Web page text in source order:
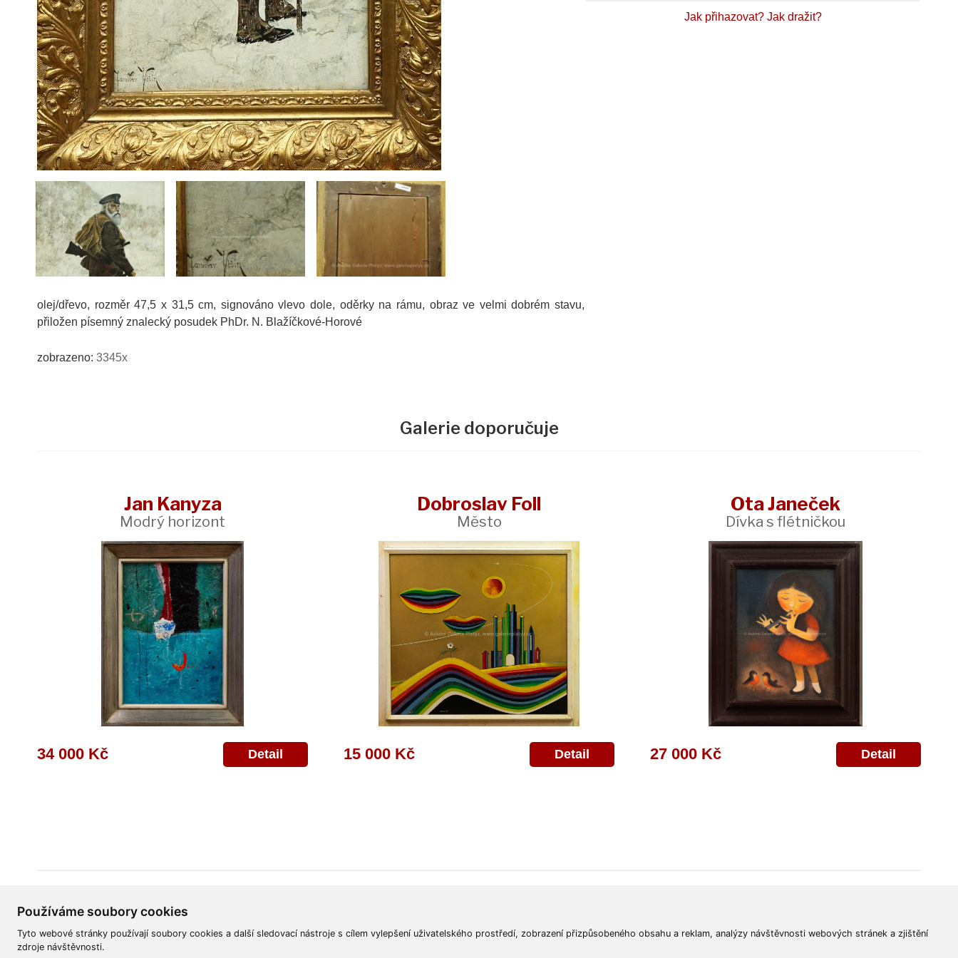
Používáme soubory cookies
Tyto webové stránky používají soubory cookies a další sledovací nástroje s cílem vylepšení uživatelského prostředí, zobrazení přizpůsobeného obsahu a reklam, analýzy návštěvnosti webových stránek a zjištění
zdroje návštěvnosti.
olej/dřevo, rozměr 47,5 x 31,5 cm, signováno vlevo dole, oděrky na rámu, obraz ve velmi dobrém stavu,
přiložen písemný znalecký posudek PhDr. N. Blažíčkové-Horové
zobrazeno: 3345x
Jak přihazovat? Jak dražit?
Galerie doporučuje
Jan Kanyza
Modrý horizont
34 000 Kč Detail
Dobroslav Foll
Město
15 000 Kč Detail
Ota Janeček
Dívka s flétničkou
27 000 Kč Detail